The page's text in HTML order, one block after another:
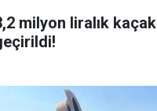
milyon liralık kaçak parfüm ele